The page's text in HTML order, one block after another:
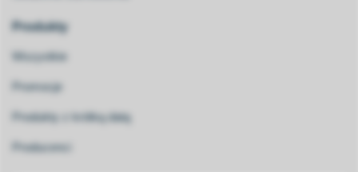
Produkty
Wszystkie
Promocje
Produkty z krótką datą
Producenci